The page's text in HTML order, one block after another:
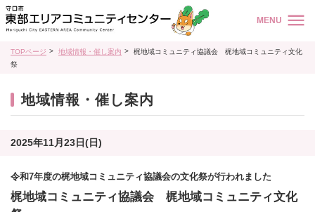
MENU
TOPページ 地域情報・催し案内
梶地域コミュニティ協議会 梶地域コミュニティ文化
祭
地域情報・催し案内
2025年11月23日(日)
令和7年度の梶地域コミュニティ協議会の文化祭が行われました
梶地域コミュニティ協議会 梶地域コミュニティ文化